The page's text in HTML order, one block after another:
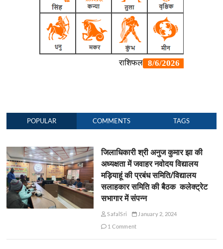
POPULAR COMMENTS TAGS
जिलाधिकारी श्री अनुज कुमार झा की
अध्यक्षता में जवाहर नवोदय विद्यालय
मड़ियाहूं की प्रबंध समिति/विद्यालय
सलाहकार समिति की बैठक कलेक्ट्रेट
सभागार में संपन्न
SafalSri
January 2, 2024
1 Comment